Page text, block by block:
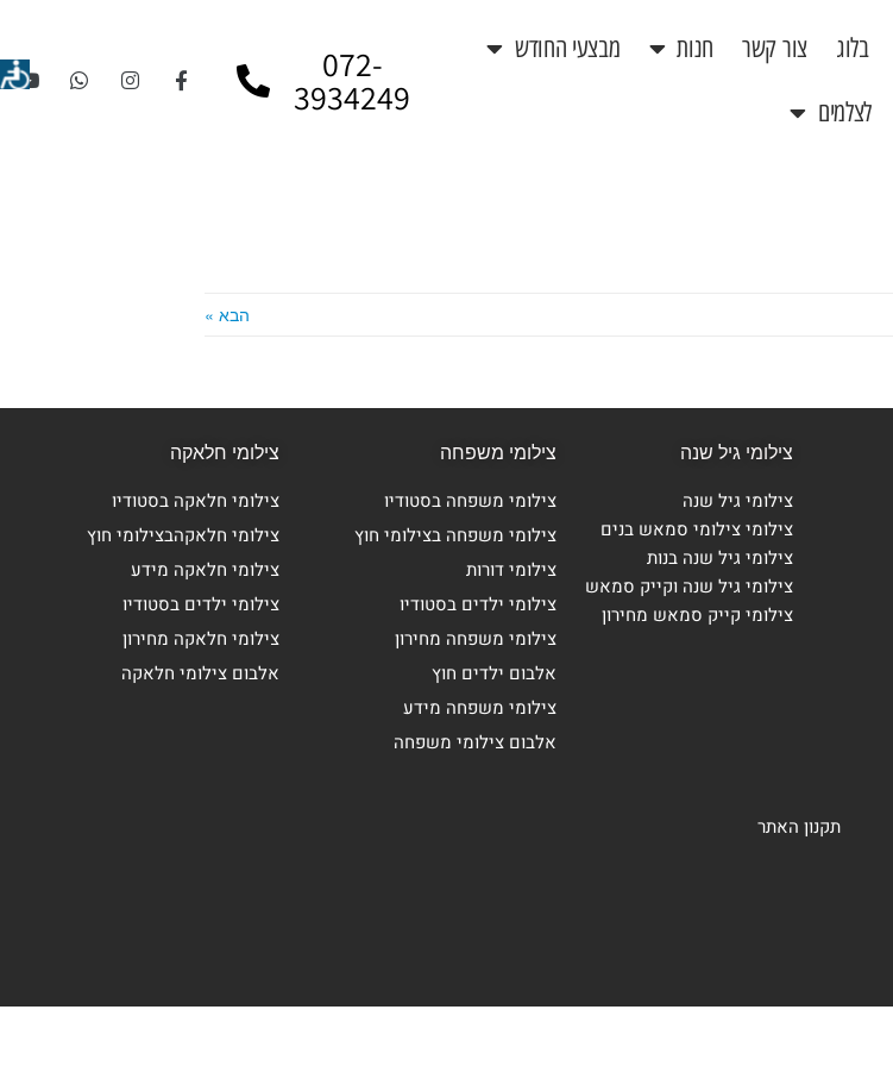
בלוג צור קשר חנות
מבצעי החודש
לצלמים
072-
3934249
הבא »
צילומי גיל שנה
צילומי גיל שנה
צילומי צילומי סמאש בנים
צילומי גיל שנה בנות
צילומי גיל שנה וקייק סמאש
צילומי קייק סמאש מחירון
צילומי משפחה
צילומי משפחה בסטודיו
צילומי משפחה בצילומי חוץ
צילומי דורות
צילומי ילדים בסטודיו
צילומי משפחה מחירון
אלבום ילדים חוץ
צילומי משפחה מידע
אלבום צילומי משפחה
צילומי חלאקה
צילומי חלאקה בסטודיו
צילומי חלאקהבצילומי חוץ
צילומי חלאקה מידע
צילומי ילדים בסטודיו
צילומי חלאקה מחירון
אלבום צילומי חלאקה
תקנון האתר